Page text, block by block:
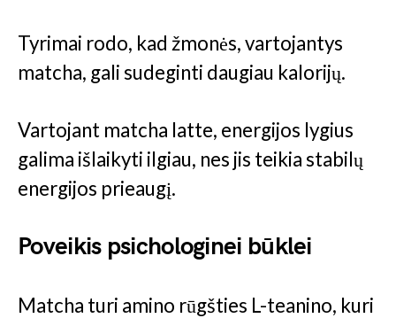
Tyrimai rodo, kad žmonės, vartojantys
matcha, gali sudeginti daugiau kalorijų.
Vartojant matcha latte, energijos lygius
galima išlaikyti ilgiau, nes jis teikia stabilų
energijos prieaugį.
Poveikis psichologinei būklei
Matcha turi amino rūgšties L-teanino, kuri